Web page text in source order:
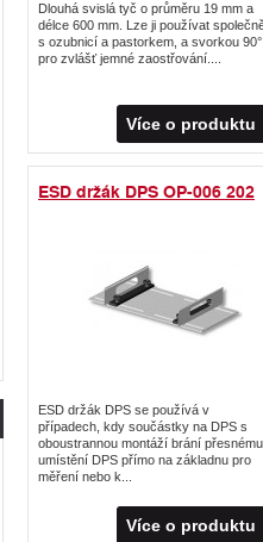
Dlouhá svislá tyč o průměru 19 mm a
délce 600 mm. Lze ji používat
s ozubnicí a pastorkem, a svorkou 90°
pro zvlášť jemné zaostřování....
Více o produktu
ESD držák DPS OP-006 202
ESD držák DPS se používá v
případech, kdy součástky na DPS s
oboustrannou montáží brání přesnému
umístění DPS přímo na základnu pro
měření nebo k...
Více o produktu